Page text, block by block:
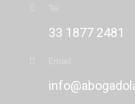
Tel:
33 1877 2481
Email: